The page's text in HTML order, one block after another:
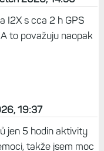
I2X s cca 2 h GPS
to považuju naopak
19:37
jen 5 hodin aktivity
takže jsem moc